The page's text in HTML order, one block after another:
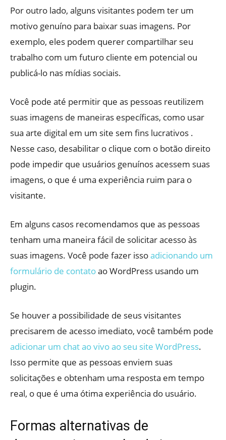
Por outro lado, alguns visitantes podem ter um
motivo genuíno para baixar suas imagens. Por
exemplo, eles podem querer compartilhar seu
trabalho com um futuro cliente em potencial ou
publicá-lo nas mídias sociais.
Você pode até permitir que as pessoas reutilizem
suas imagens de maneiras específicas, como usar
sua arte digital em um site sem fins lucrativos .
Nesse caso, desabilitar o clique com o botão direito
pode impedir que usuários genuínos acessem suas
imagens, o que é uma experiência ruim para o
visitante.
Em alguns casos recomendamos que as pessoas
tenham uma maneira fácil de solicitar acesso às
suas imagens. Você pode fazer issoadicionando um
formulário de contatoao WordPress usando um
plugin.
Se houver a possibilidade de seus visitantes
precisarem de acesso imediato, você também pode
adicionar um chat ao vivo ao seu site WordPress.
Isso permite que as pessoas enviem suas
solicitações e obtenham uma resposta em tempo
real, o que é uma ótima experiência do usuário.
Formas alternativas de